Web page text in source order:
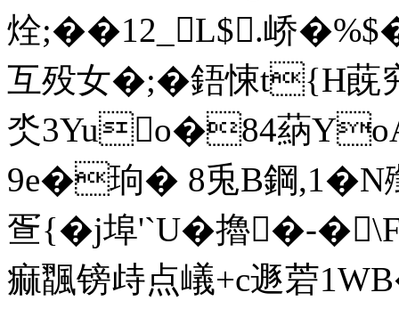
烇;��12_L$.峤
互殁女�;�鋙悚t{H蔇
氼3Yuo�84蒳
9e�珦� 8兎B鋼
疍{�j埠'`U�擼�-
痲飁镑歭点嶬+c遯菪